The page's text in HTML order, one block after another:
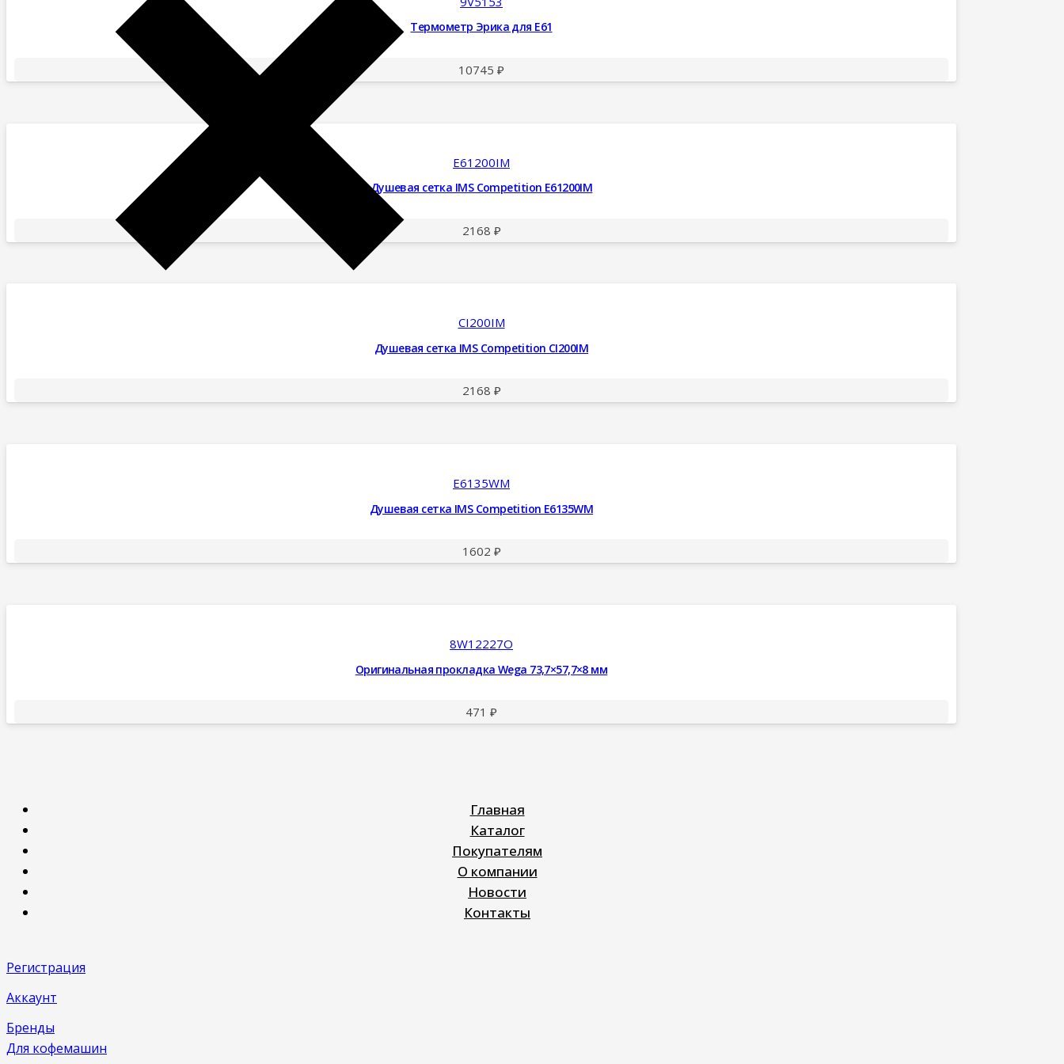
Термометр Эрика для E61
10745 ₽
E61200IM
Душевая сетка IMS Competition E61200IM
2168 ₽
CI200IM
Душевая сетка IMS Competition CI200IM
2168 ₽
E6135WM
Душевая сетка IMS Competition E6135WM
1602 ₽
8W12227O
Оригинальная прокладка Wega 73,7×57,7×8 мм
471 ₽
Главная
Каталог
Покупателям
О компании
Новости
Контакты
Регистрация
Аккаунт
Бренды
Для кофемашин